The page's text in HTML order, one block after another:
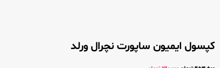
کپسول ایمیون ساپورت نچرال ورلد